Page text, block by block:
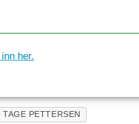
her.
TAGE PETTERSEN